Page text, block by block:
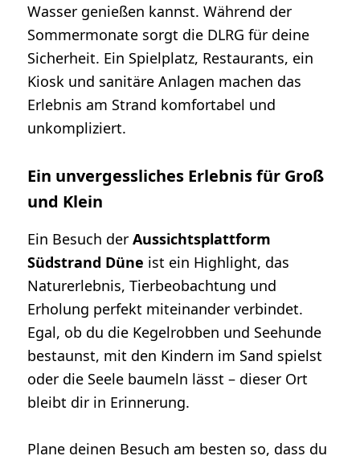
Wasser genießen kannst. Während der
Sommermonate sorgt die DLRG für deine
Sicherheit. Ein Spielplatz, Restaurants, ein
Kiosk und sanitäre Anlagen machen das
Erlebnis am Strand komfortabel und
unkompliziert.
Ein unvergessliches Erlebnis für Groß
und Klein
Ein Besuch derAussichtsplattform
Südstrand Düne ist ein Highlight, das
Naturerlebnis, Tierbeobachtung und
Erholung perfekt miteinander verbindet.
Egal, ob du die Kegelrobben und Seehunde
bestaunst, mit den Kindern im Sand spielst
oder die Seele baumeln lässt – dieser Ort
bleibt dir in Erinnerung.
Plane deinen Besuch am besten so, dass du